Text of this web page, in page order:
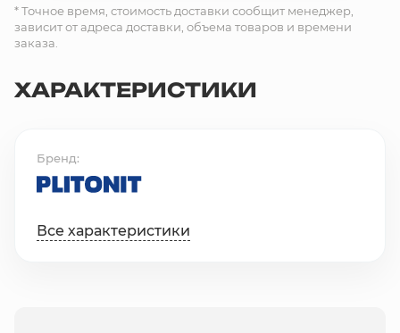
* Точное время, стоимость доставки сообщит менеджер,
зависит от адреса доставки, объема товаров и времени
заказа.
ХАРАКТЕРИСТИКИ
Бренд
Все характеристики